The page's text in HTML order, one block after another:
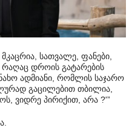
სათვალე, ფანები,
რაღაც დროის გატარების
ადმიანი, რომლის საჯარო
გაცილებით თბილია,
ვიდრე პირიქით, არა ?'”